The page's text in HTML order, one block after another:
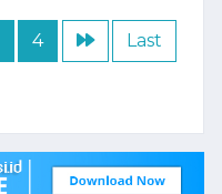
4 Last